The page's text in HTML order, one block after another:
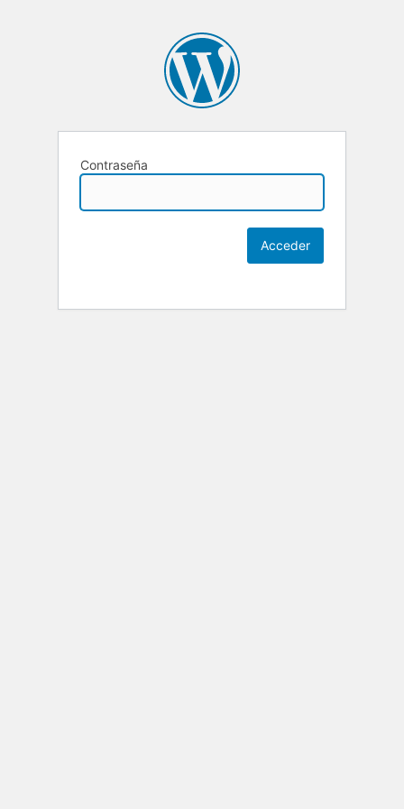
Contraseña